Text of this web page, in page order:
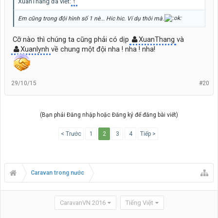
Nhà mình cần trang bị thêm dù (ô), nón vì ở Hồ Tràm và ở Vũng Tàu
rất nắng.
Em cũng trong đội hình số 1 nè... Hic hic. Ví dụ thôi mà.
Cỡ nào thì chúng ta cũng phải có dịp XuanThang và
Xuanlynh về chung một đội nha ! nha ! nha!
#20
29/10/15
(Bạn phải Đăng nhập hoặc Đăng ký để đăng bài viết)
< Trước 1 2 3 4 Tiếp >
Caravan trong nước
CaravanVN 2016 Tiếng Việt